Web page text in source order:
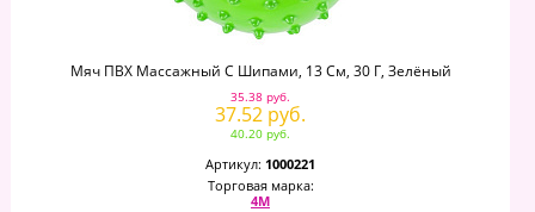
Мяч ПВХ Массажный С Шипами, 13 См, 30 Г, Зелёный
35.38 руб.
37.52 руб.
40.20 руб.
Артикул: 1000221
Торговая марка:
4М